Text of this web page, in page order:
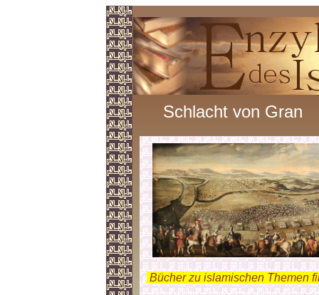
Schlacht von Gran
Bücher zu islamischen Themen